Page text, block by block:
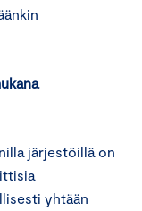
järjestöillä on
yhtään